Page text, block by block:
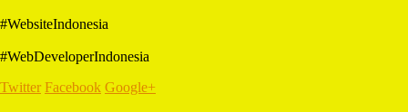
#WebsiteIndonesia
#WebDeveloperIndonesia
Twitter Facebook Google+